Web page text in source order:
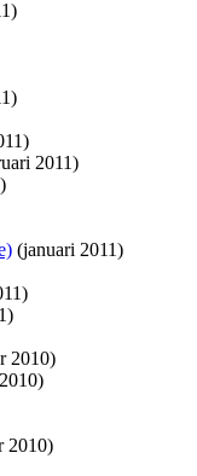
2011)
(januari 2011)
2010)
2010)